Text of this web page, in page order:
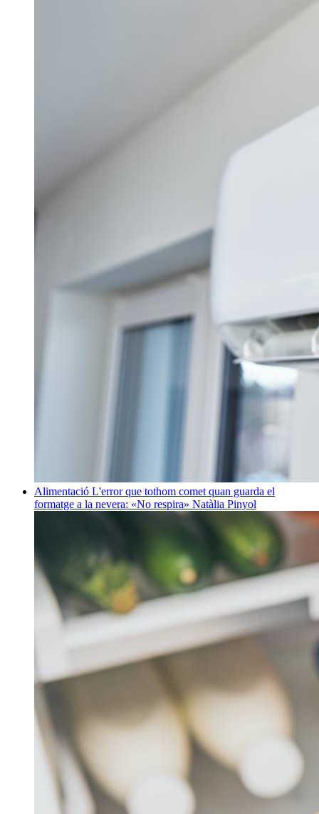
Alimentació L'error que tothom comet quan guarda el
formatge a la nevera: «No respira» Natàlia Pinyol